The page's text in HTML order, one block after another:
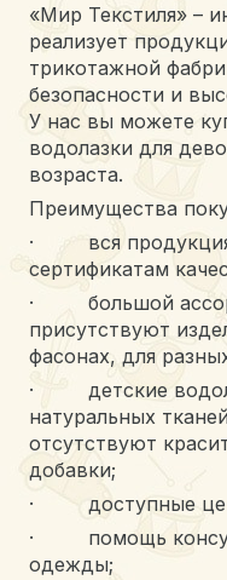
«Мир Текстиля» ­–
реализует
трикотажной
безопасности и
У нас вы можете
водолазки для
возраста.
Преимущества
· вся продукция
сертификатам
· большой
присутствуют
фасонах, для
· детские
натуральных
отсутствуют
добавки;
· доступные
· помощь
одежды;